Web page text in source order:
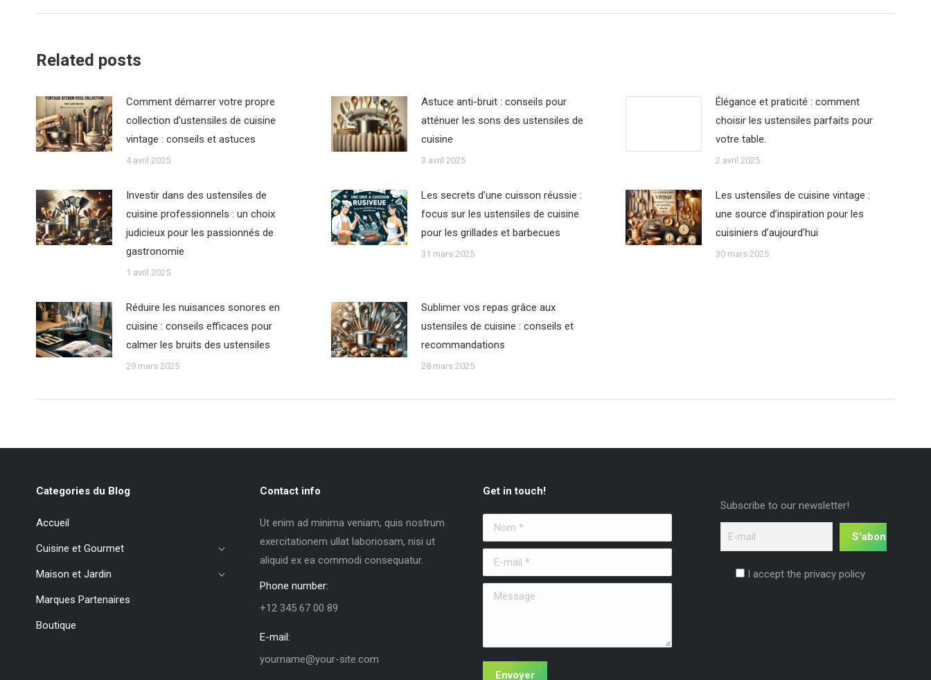
:
:
Related posts
Comment démarrer votre propre
collection d’ustensiles de cuisine
vintage : conseils et astuces
4 avril 2025
Astuce anti-bruit : conseils pour
atténuer les sons des ustensiles de
cuisine
3 avril 2025
Élégance et praticité : comment
choisir les ustensiles parfaits pour
votre table.
2 avril 2025
Investir dans des ustensiles de
cuisine professionnels : un choix
judicieux pour les passionnés de
gastronomie
1 avril 2025
Les secrets d’une cuisson réussie :
focus sur les ustensiles de cuisine
pour les grillades et barbecues
31 mars 2025
Les ustensiles de cuisine vintage :
une source d’inspiration pour les
cuisiniers d’aujourd’hui
30 mars 2025
Réduire les nuisances sonores en
cuisine : conseils efficaces pour
calmer les bruits des ustensiles
29 mars 2025
Sublimer vos repas grâce aux
ustensiles de cuisine : conseils et
recommandations
28 mars 2025
Categories du Blog
Accueil
Cuisine et Gourmet
Maison et Jardin
Marques Partenaires
Boutique
Contact info
Ut enim ad minima veniam, quis nostrum
exercitationem ullat laboriosam, nisi ut
aliquid ex ea commodi consequatur.
Phone number:
+12 345 67 00 89
E-mail:
yourname@your-site.com
Get in touch!
Nom *
E-mail *
Message
Envoyer
Subscribe to our newsletter!
I accept the privacy policy